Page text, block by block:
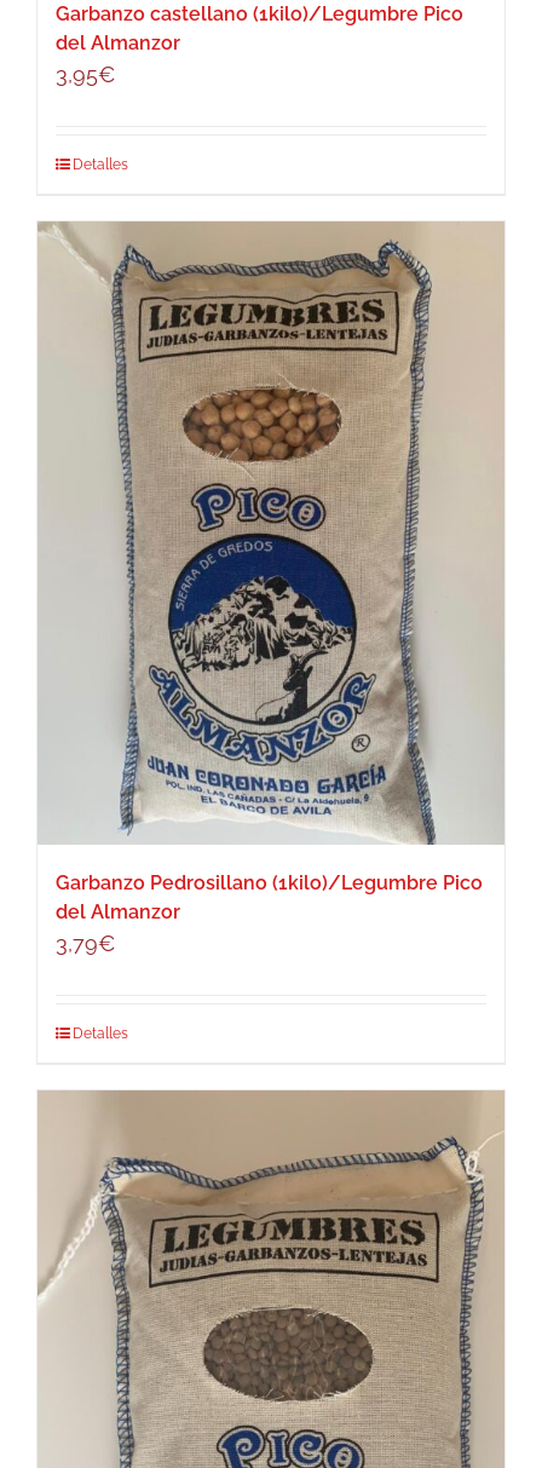
Garbanzo castellano (1kilo)/Legumbre Pico
del Almanzor
3,95€
Detalles
Garbanzo Pedrosillano (1kilo)/Legumbre Pico
del Almanzor
3,79€
Detalles